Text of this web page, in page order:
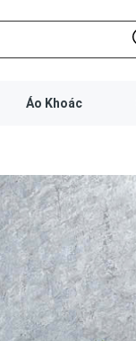
Áo Khoác